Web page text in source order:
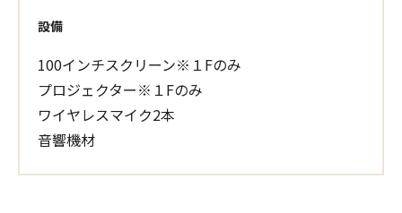
設備
100インチスクリーン※１Fのみ
プロジェクター※１Fのみ
ワイヤレスマイク2本
音響機材